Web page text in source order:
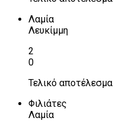
Λαμία
Λευκίμμη
2
0
Τελικό αποτέλεσμα
Φιλιάτες
Λαμία